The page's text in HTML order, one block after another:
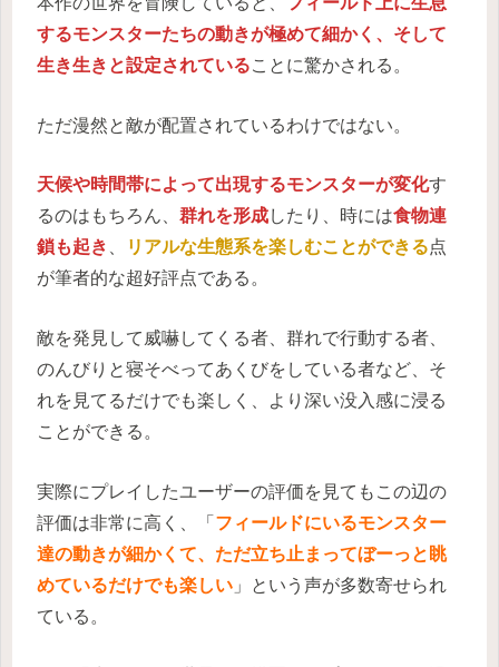
するモンスターたちの動きが極めて細かく、そして
生き生きと設定されていることに驚かされる。
ただ漫然と敵が配置されているわけではない。
天候や時間帯によって出現するモンスターが変化す
るのはもちろん、 群れを形成したり、時には食物連
鎖も起き 、 リアルな生態系を楽しむことができる点
が筆者的な超好評点である。
敵を発見して威嚇してくる者、群れで行動する者、
のんびりと寝そべってあくびをしている者など、そ
れを見てるだけでも楽しく、より深い没入感に浸る
ことができる。
実際にプレイしたユーザーの評価を見てもこの辺の
評価は非常に高く、「 フィールドにいるモンスター
達の動きが細かくて、ただ立ち止まってぼーっと眺
めているだけでも楽しい 」という声が多数寄せられ
ている。